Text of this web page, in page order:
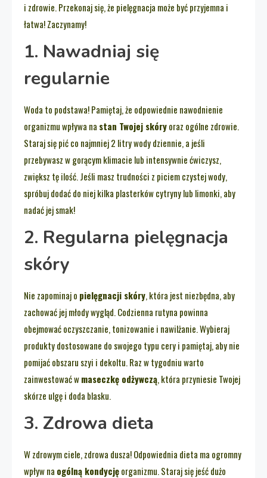
i zdrowie. Przekonaj się, że pielęgnacja może być przyjemna i
łatwa! Zaczynamy!
1. Nawadniaj się
regularnie
Woda to podstawa! Pamiętaj, że odpowiednie nawodnienie
organizmu wpływa na stan Twojej skóryoraz ogólne zdrowie.
Staraj się pić co najmniej 2 litry wody dziennie, a jeśli
przebywasz w gorącym klimacie lub intensywnie ćwiczysz,
zwiększ tę ilość. Jeśli masz trudności z piciem czystej wody,
spróbuj dodać do niej kilka plasterków cytryny lub limonki, aby
nadać jej smak!
2. Regularna pielęgnacja
skóry
Nie zapominaj o pielęgnacji skóry, która jest niezbędna, aby
zachować jej młody wygląd. Codzienna rutyna powinna
obejmować oczyszczanie, tonizowanie i nawilżanie. Wybieraj
produkty dostosowane do swojego typu cery i pamiętaj, aby nie
pomijać obszaru szyi i dekoltu. Raz w tygodniu warto
zainwestować wmaseczkę odżywczą, która przyniesie Twojej
skórze ulgę i doda blasku.
3. Zdrowa dieta
W zdrowym ciele, zdrowa dusza! Odpowiednia dieta ma ogromny
wpływ na ogólną kondycjęorganizmu. Staraj się jeść dużo